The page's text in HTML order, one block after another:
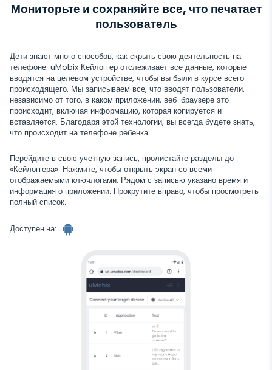
Звонки
Текстовые сообщения
GPS-локация
Кейлоггер
Уведомления
Информация об устройстве
Мессенджеры
WhatsApp
Facebook messenger
Zoom
Viber
Telegram
Wechat
Google Chat Tracker
Социальные сети
Facebook
Instagram
TikTok
Tinder
Медиа
Фото и Видео трекер
Интернет
Мониторьте и сохраняйте все, что печатает
пользователь
Дети знают много способов, как скрыть свою деятельность на
телефоне. uMobix Кейлоггер отслеживает все данные, которые
вводятся на целевом устройстве, чтобы вы были в курсе всего
происходящего. Мы записываем все, что вводят пользователи,
независимо от того, в каком приложении, веб-браузере это
происходит, включая информацию, которая копируется и
вставляется. Благодаря этой технологии, вы всегда будете знать,
что происходит на телефоне ребенка.
Перейдите в свою учетную запись, пролистайте разделы до
«Кейлоггера». Нажмите, чтобы открыть экран со всеми
отображаемыми ключлогами. Рядом с записью указано время и
информация о приложении. Прокрутите вправо, чтобы просмотреть
полный список.
Доступен на: